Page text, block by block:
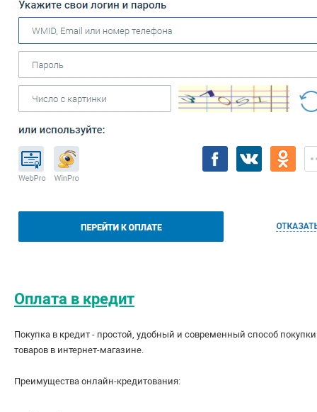
Оплата в кредит
Покупка в кредит - простой, удобный и современный способ покупки
товаров в интернет-магазине.
Преимущества онлайн-кредитования: